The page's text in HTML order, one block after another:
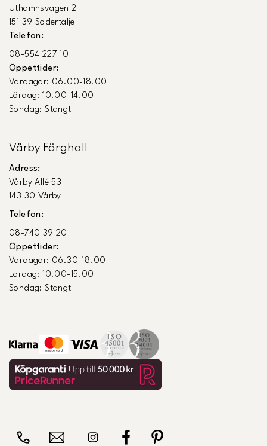
Uthamnsvägen 2
151 39 Södertälje
Telefon:
08-554 227 10
Öppettider:
Vardagar: 06.00-18.00
Lördag: 10.00-14.00
Söndag: Stängt
Vårby Färghall
Adress:
Vårby Allé 53
143 30 Vårby
Telefon:
08-740 39 20
Öppettider:
Vardagar: 06.30-18.00
Lördag: 10.00-15.00
Söndag: Stängt